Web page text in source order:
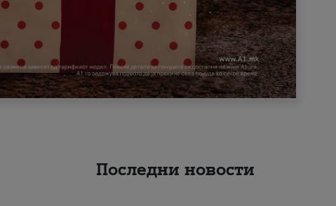
Последни новости